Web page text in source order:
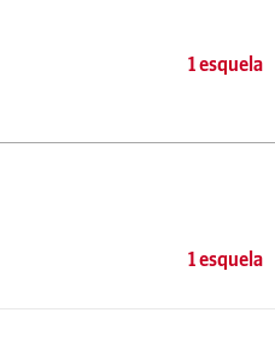
1 esquela
1 esquela